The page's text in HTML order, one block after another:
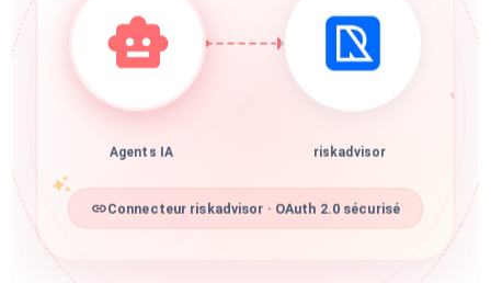
Agents IA riskadvisor
Connecteur riskadvisor · OAuth 2.0 sécurisé